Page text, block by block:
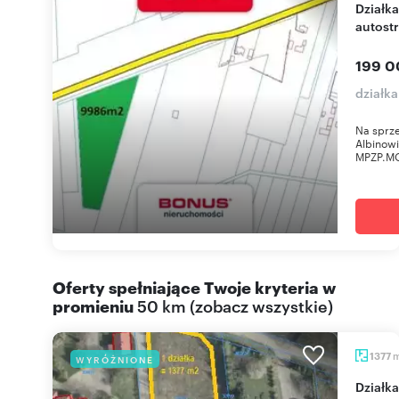
Działka pod zabudowę 0,9986 ha, blisko
199
Na
Oferty spełniające Twoje kryteria w
promieniu50 km (zobacz wszystkie)
WYRÓŻNIONE 1377
Działka 1377 m² pod zabudowę w Wyszkowie